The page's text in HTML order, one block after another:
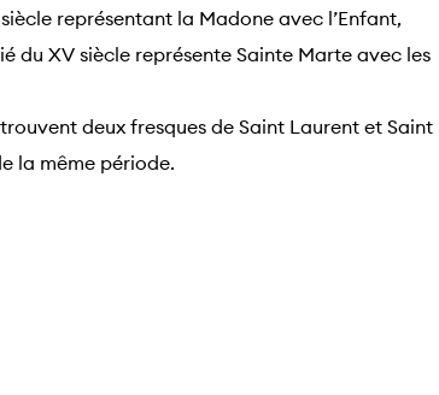
représentant la Madone avec l’Enfant,
du XV siècle représente Sainte Marte avec les
deux fresques de Saint Laurent et Saint
la même période.